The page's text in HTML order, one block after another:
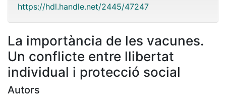
https://hdl.handle.net/2445/47247
La importància de les vacunes.
Un conflicte entre llibertat
individual i protecció social
Autors